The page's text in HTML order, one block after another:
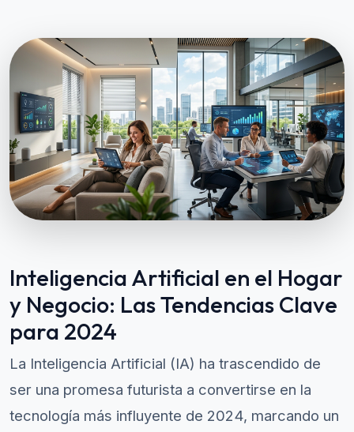
Inteligencia Artificial en el Hogar
y Negocio: Las Tendencias Clave
para 2024
La Inteligencia Artificial (IA) ha trascendido de
ser una promesa futurista a convertirse en la
tecnología más influyente de 2024, marcando un